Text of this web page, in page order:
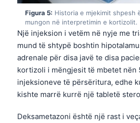
Figura 5: Historia e mjekimit shpesh
mungon në interpretimin e kortizolit.
Një injeksion i vetëm në nyje me
mund të shtypë boshtin
adrenale për disa javë te disa
kortizoli i mëngjesit të mbetet nën
injeksioneve të përsëritura, edhe
kishte marrë kurrë një tabletë
Deksametazoni është një rast i